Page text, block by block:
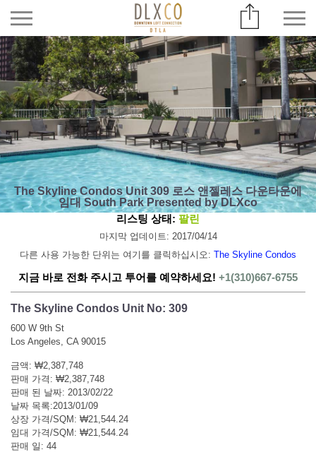
The Skyline Condos Unit 309 로스 앤젤레스 다운타운에
임대 South Park Presented by DLXco
리스팅 상태: 팔린
마지막 업데이트: 2017/04/14
다른 사용 가능한 단위는 여기를 클릭하십시오: The Skyline Condos
지금 바로 전화 주시고 투어를 예약하세요! +1(310)667-6755
The Skyline Condos Unit No: 309
600 W 9th St
Los Angeles, CA 90015
금액: ₩2,387,748
판매 가격: ₩2,387,748
판매 된 날짜: 2013/02/22
날짜 목록:2013/01/09
상장 가격/SQM: ₩21,544.24
임대 가격/SQM: ₩21,544.24
판매 일: 44